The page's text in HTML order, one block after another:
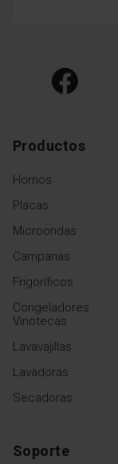
Productos
Hornos
Placas
Microondas
Campanas
Frigoríficos
Congeladores
Vinotecas
Lavavajillas
Lavadoras
Secadoras
Soporte